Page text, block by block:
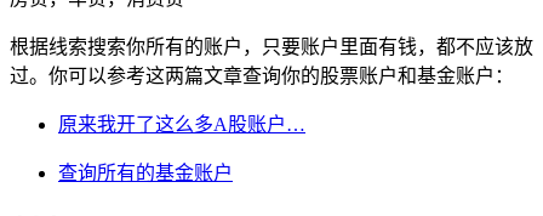
根据线索搜索你所有的账户，只要账户里面有钱，都不应该放
过。你可以参考这两篇文章查询你的股票账户和基金账户：
原来我开了这么多A股账户…
查询所有的基金账户